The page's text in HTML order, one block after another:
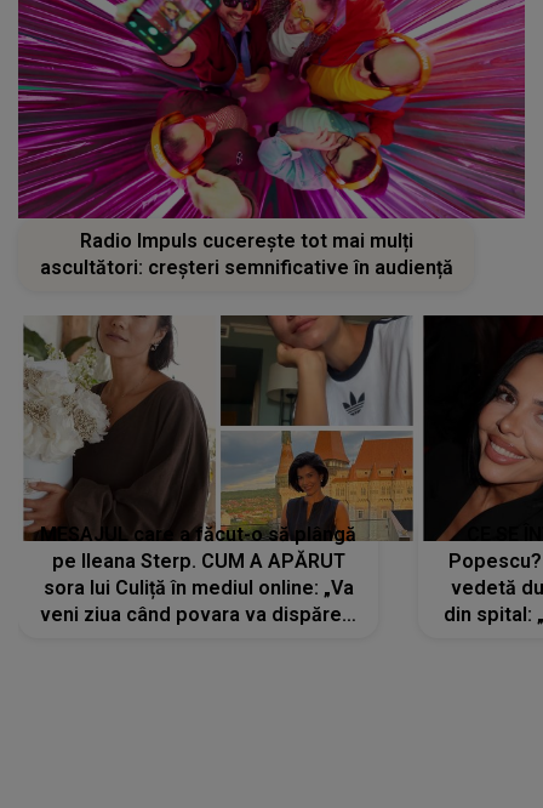
Radio Impuls cucerește tot mai mulți
ascultători: creșteri semnificative în audiență
MESAJUL care a făcut-o să plângă
pe Ileana Sterp. CUM A APĂRUT
sora lui Culiță în mediul online: „Va
veni ziua când povara va dispărea,
vedetă
din spital: